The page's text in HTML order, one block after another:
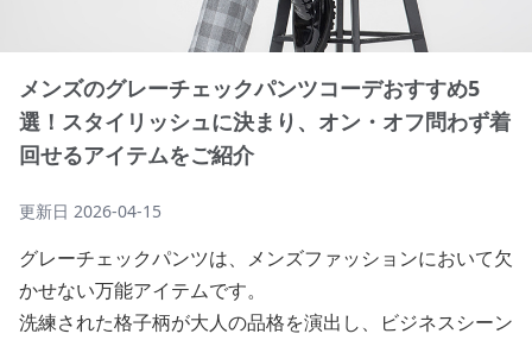
メンズのグレーチェックパンツコーデおすすめ5
選！スタイリッシュに決まり、オン・オフ問わず着
回せるアイテムをご紹介
更新日 2026-04-15
グレーチェックパンツは、メンズファッションにおいて欠
かせない万能アイテムです。
洗練された格子柄が大人の品格を演出し、ビジネスシーン